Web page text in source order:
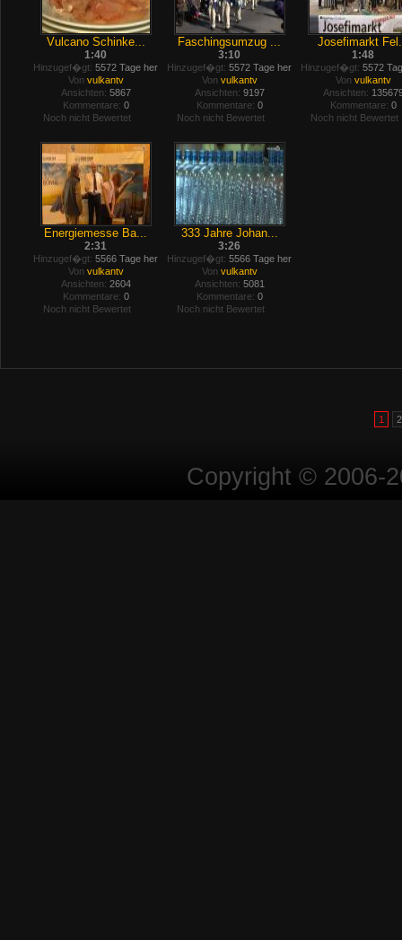
Vulcano Schinke...
1:40
Hinzugef�gt: 5572 Tage her
Von vulkantv
Ansichten: 5867
Kommentare: 0
Noch nicht Bewertet
Faschingsumzug ...
3:10
Hinzugef�gt: 5572 Tage her
Von vulkantv
Ansichten: 9197
Kommentare: 0
Noch nicht Bewertet
Josefimarkt
1:48
Hinzugef�gt: 5572
Von vulkantv
Ansichten:
Kommentare: 0
Noch nicht Bewertet
Energiemesse Ba...
2:31
Hinzugef�gt: 5566 Tage her
Von vulkantv
Ansichten: 2604
Kommentare: 0
Noch nicht Bewertet
333 Jahre Johan...
3:26
Hinzugef�gt: 5566 Tage her
Von vulkantv
Ansichten: 5081
Kommentare: 0
Noch nicht Bewertet
1 2
Copyright © 2006-